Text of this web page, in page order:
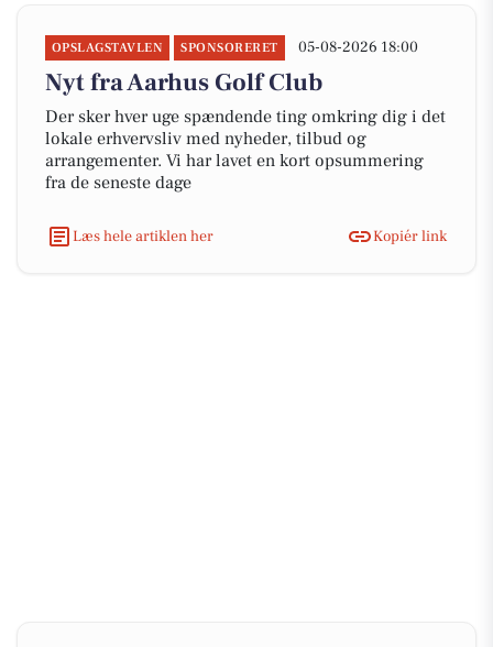
OPSLAGSTAVLEN SPONSORERET 05-08-2026 18:00
Nyt fra Aarhus Golf Club
Der sker hver uge spændende ting omkring dig i det
lokale erhvervsliv med nyheder, tilbud og
arrangementer. Vi har lavet en kort opsummering
fra de seneste dage
Læs hele artiklen her Kopiér link